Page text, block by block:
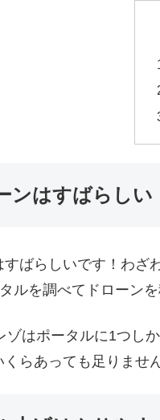
ンはすばらしい
すばらしいです！わ
ルを調べてドローン
ゾはポータルに1つし
くらあっても足りませ